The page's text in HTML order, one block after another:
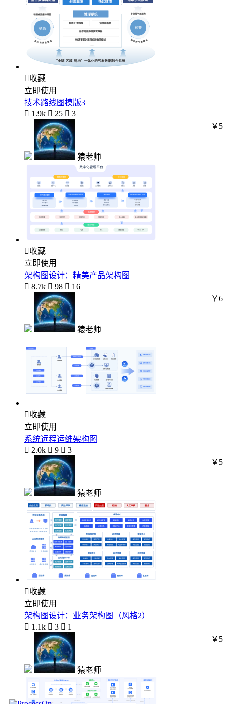
收藏
立即使用
技术路线图模版3
 1.9k  25  3
猿老师
￥5
收藏
立即使用
架构图设计：精美产品架构图
 8.7k  98  16
猿老师
￥6
收藏
立即使用
系统远程运维架构图
 2.0k  9  3
猿老师
￥5
收藏
立即使用
架构图设计：业务架构图（风格2）
 1.1k  3  1
猿老师
￥5